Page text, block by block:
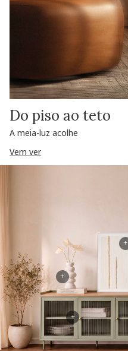
Do piso ao teto
A meia-luz acolhe
Vem ver
+
+
+